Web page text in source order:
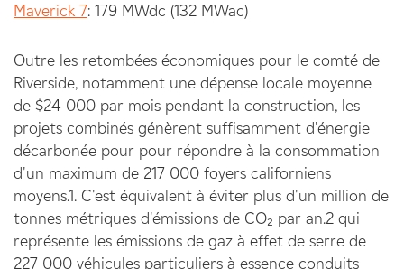
Maverick 7: 179 MWdc (132 MWac)
Outre les retombées économiques pour le comté de
Riverside, notamment une dépense locale moyenne
de $24 000 par mois pendant la construction, les
projets combinés génèrent suffisamment d'énergie
décarbonée pour pour répondre à la consommation
d'un maximum de 217 000 foyers californiens
moyens.1. C'est équivalent à éviter plus d'un million de
tonnes métriques d'émissions de CO₂ par an.2 qui
représente les émissions de gaz à effet de serre de
227 000 véhicules particuliers à essence conduits